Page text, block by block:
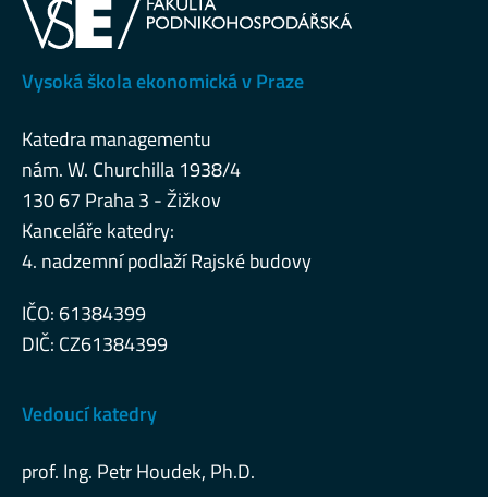
Vysoká škola ekonomická v Praze
Katedra managementu
nám. W. Churchilla 1938/4
130 67 Praha 3 - Žižkov
Kanceláře katedry:
4. nadzemní podlaží Rajské budovy
IČO: 61384399
DIČ: CZ61384399
Vedoucí katedry
prof. Ing. Petr Houdek, Ph.D.